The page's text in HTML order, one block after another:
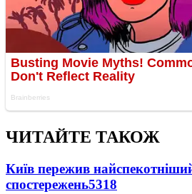
ЧИТАЙТЕ ТАКОЖ
Київ пережив найспекотніший
спостережень5318